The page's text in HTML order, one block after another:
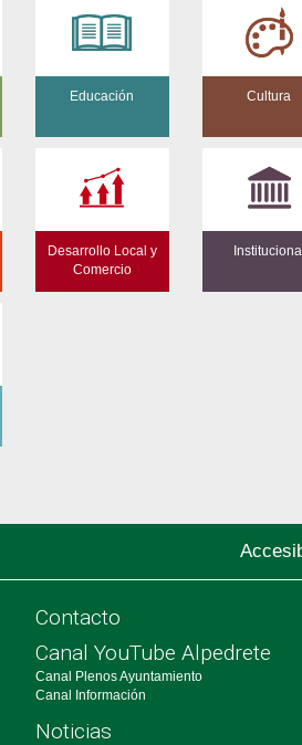
Educación Cultura
Desarrollo Local y
Comercio
Institucional
Contacto
Canal YouTube Alpedrete
Canal Plenos Ayuntamiento
Canal Información
Noticias